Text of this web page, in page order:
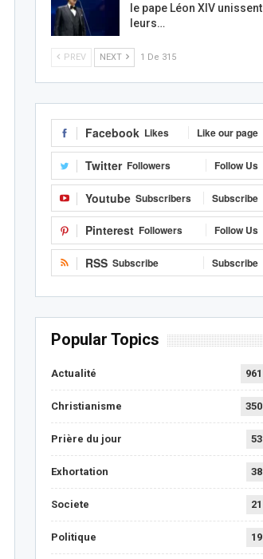
le pape Léon XIV unissent
leurs…
PREV NEXT 1 De 315
Facebook Likes Like our page
Twitter Followers Follow Us
Youtube Subscribers Subscribe
Pinterest Followers Follow Us
RSS Subscribe Subscribe
Popular Topics
Actualité 961
Christianisme 350
Prière du jour 53
Exhortation 38
Societe 21
Politique 19